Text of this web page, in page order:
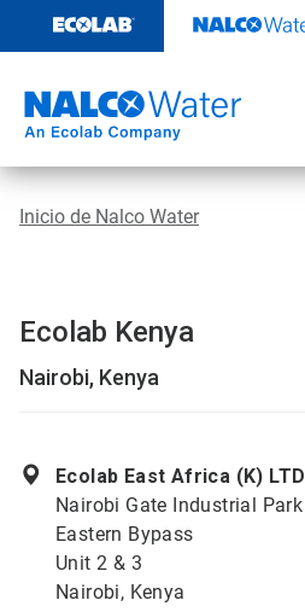
contenido
Inicio de Nalco Water
Ecolab Kenya
Nairobi, Kenya
Ecolab East Africa (K) LTD
Nairobi Gate Industrial Park
Eastern Bypass
Unit 2 & 3
Nairobi, Kenya